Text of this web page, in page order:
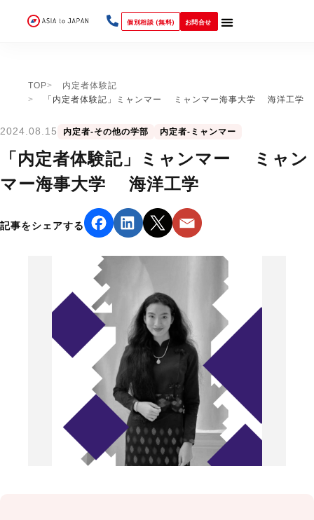
個別相談 (無料) お問合せ
TOP
内定者体験記
「内定者体験記」ミャンマー ミャンマー海事大学 海洋工学
2024.08.15 内定者-その他の学部 内定者-ミャンマー
「内定者体験記」ミャンマー ミャン
マー海事大学 海洋工学
記事をシェアする